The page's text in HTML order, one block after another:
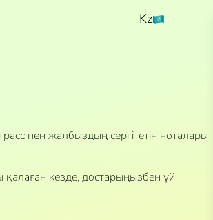
Kz
пен жалбыздың сергітетін ноталары
кезде, достарыңызбен үй